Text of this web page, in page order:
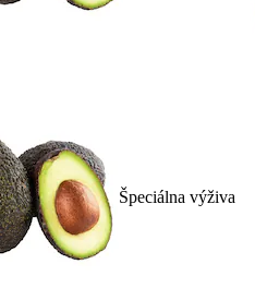
Špeciálna výživa